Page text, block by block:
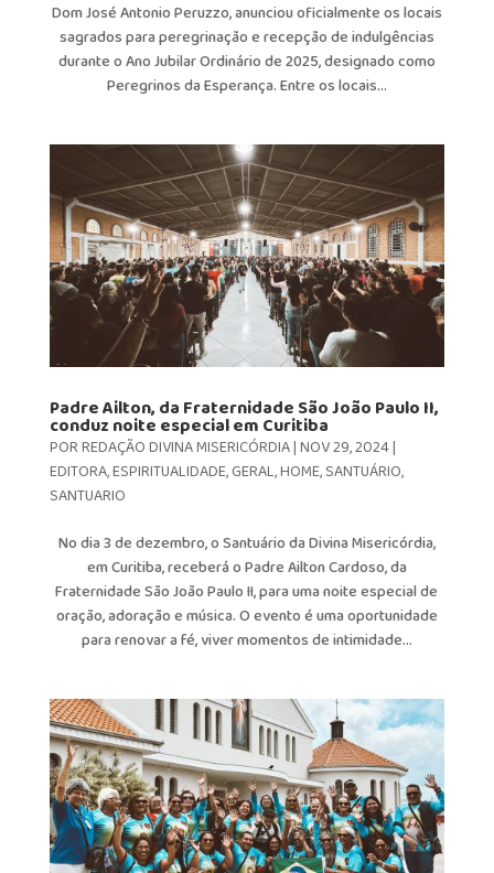
Dom José Antonio Peruzzo, anunciou oficialmente os locais
sagrados para peregrinação e recepção de indulgências
durante o Ano Jubilar Ordinário de 2025, designado como
Peregrinos da Esperança. Entre os locais...
Padre Ailton, da Fraternidade São João Paulo II,
conduz noite especial em Curitiba
PORREDAÇÃO DIVINA MISERICÓRDIA|NOV 29, 2024|
EDITORA,ESPIRITUALIDADE,GERAL,HOME,SANTUÁRIO,
SANTUARIO
No dia 3 de dezembro, o Santuário da Divina Misericórdia,
em Curitiba, receberá o Padre Ailton Cardoso, da
Fraternidade São João Paulo II, para uma noite especial de
oração, adoração e música. O evento é uma oportunidade
para renovar a fé, viver momentos de intimidade...